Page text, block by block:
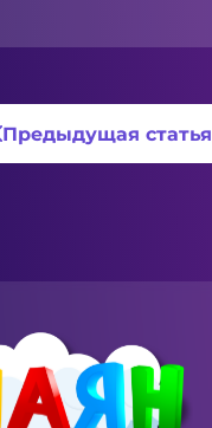
Предыдущая статья